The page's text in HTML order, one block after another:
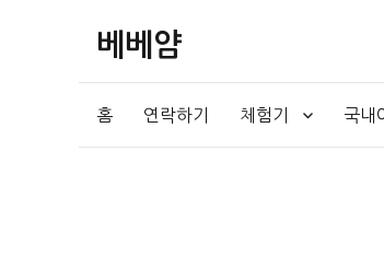
베베얌
홈 연락하기 체험기 국내